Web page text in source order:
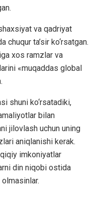
va qadriyat
ta’sir ko‘rsatgan.
xos ramzlar va
«muqaddas global
shuni ko‘rsatadiki,
bilan
jilovlash uchun uning
aniqlanishi kerak.
imkoniyatlar
din niqobi ostida